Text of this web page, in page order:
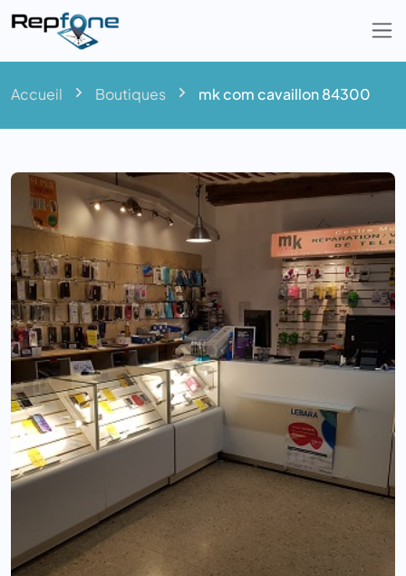
Accueil Boutiques mk com cavaillon 84300